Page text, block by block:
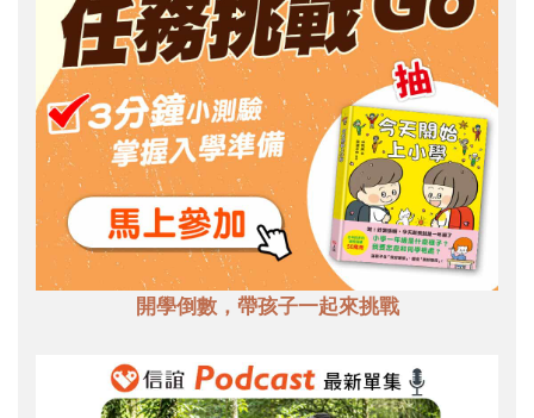
開學倒數，帶孩子一起來挑戰